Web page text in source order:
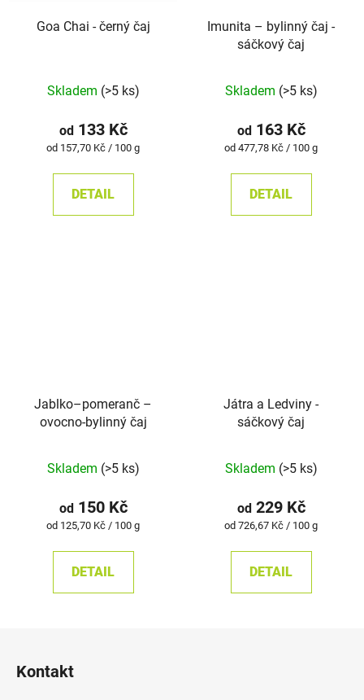
Goa Chai - černý čaj
Skladem (>5 ks)
od133 Kč
Měrná
od 157,70 Kč / 100 g
DETAIL
Imunita –⁠⁠⁠⁠⁠ bylinný čaj -
sáčkový čaj
Skladem (>5 ks)
od163 Kč
Měrná
od 477,78 Kč / 100 g
DETAIL
Jablko–pomeranč –
ovocno-bylinný čaj
Skladem (>5 ks)
od150 Kč
Měrná
od 125,70 Kč / 100 g
DETAIL
Játra a Ledviny -
sáčkový čaj
Skladem (>5 ks)
od229 Kč
Měrná
od 726,67 Kč / 100 g
DETAIL
Kontakt